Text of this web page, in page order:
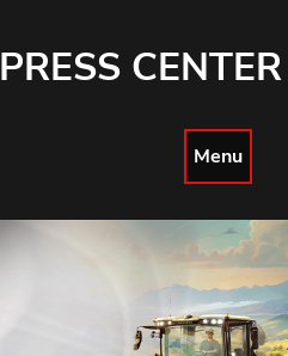
PRESS CENTER
Menu